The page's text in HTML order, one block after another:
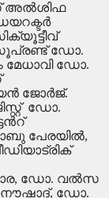
അല്‍ശിഫ
ഡോ.
മേധാവി ഡോ.
ജോര്‍ജ്.
ഡോ.
പേരയില്‍,
ഡോ. വല്‍സ
ഡോ.